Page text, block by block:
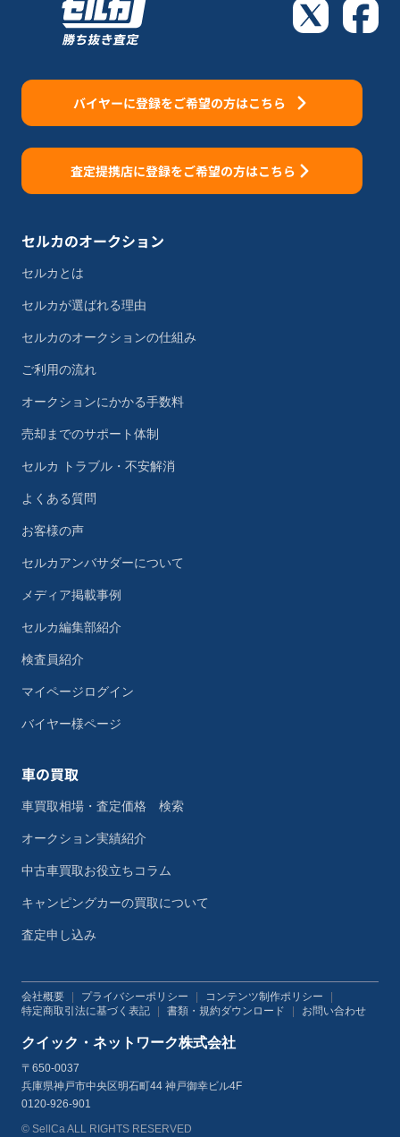
バイヤーに登録をご希望の方はこちら
査定提携店に登録をご希望の方はこちら
セルカのオークション
セルカとは
セルカが選ばれる理由
セルカのオークションの仕組み
ご利用の流れ
オークションにかかる手数料
売却までのサポート体制
セルカ トラブル・不安解消
よくある質問
お客様の声
セルカアンバサダーについて
メディア掲載事例
セルカ編集部紹介
検査員紹介
マイページログイン
バイヤー様ページ
車の買取
車買取相場・査定価格 検索
オークション実績紹介
中古車買取お役立ちコラム
キャンピングカーの買取について
査定申し込み
会社概要 プライバシーポリシー コンテンツ制作ポリシー
特定商取引法に基づく表記
書類・規約ダウンロード お問い合わせ
クイック・ネットワーク株式会社
〒650-0037
兵庫県神戸市中央区明石町44 神戸御幸ビル4F
0120-926-901
© SellCa ALL RIGHTS RESERVED